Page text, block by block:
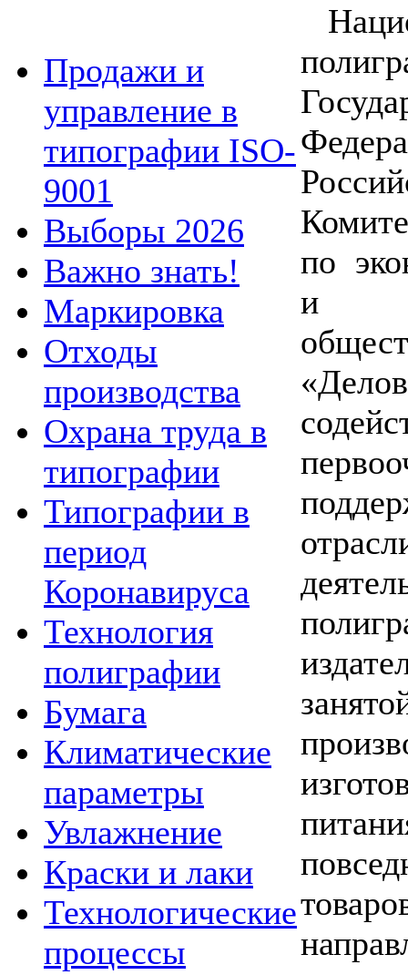
Продажи и
управление в
типографии ISO-
9001
Выборы 2026
Важно знать!
Маркировка
Отходы
производства
Охрана труда в
типографии
Типографии в
период
Коронавируса
Технология
полиграфии
Бумага
Климатические
параметры
Увлажнение
Краски и лаки
Технологические
процессы
по
и